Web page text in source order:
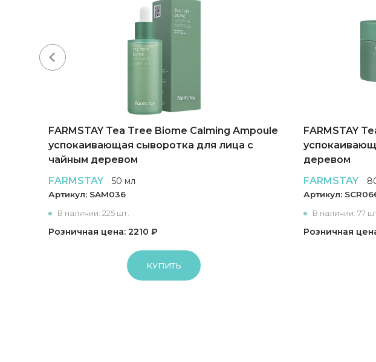
FARMSTAY Tea Tree Biome Calming Ampoule
успокаивающая сыворотка для лица с
чайным деревом
FARMSTAY
50 мл
Артикул: SAM036
В наличии: 225 шт.
Розничная цена: 2210 ₽
КУПИТЬ
FARMSTAY
деревом
FARMSTAY
Артикул:
В наличии: 77
Розничная